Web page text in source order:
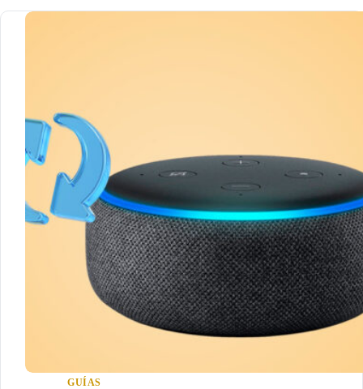
en
GUÍAS